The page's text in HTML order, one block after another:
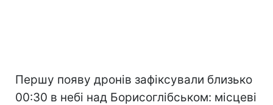
Першу появу дронів зафіксували близько
00:30 в небі над Борисоглібськом: місцеві